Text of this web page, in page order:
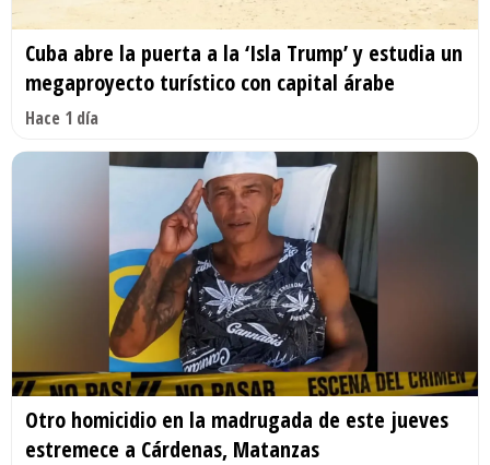
Cuba abre la puerta a la ‘Isla Trump’ y estudia un
megaproyecto turístico con capital árabe
Hace 1 día
Otro homicidio en la madrugada de este jueves
estremece a Cárdenas, Matanzas